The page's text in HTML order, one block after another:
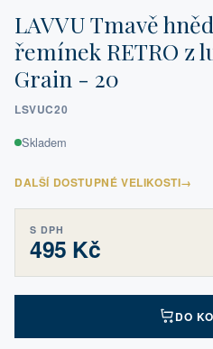
LAVVU Tmavě
řemínek RETRO z
Grain - 20
LSVUC20
Skladem
DALŠÍ DOSTUPNÉ VELIKOSTI→
S DPH
495 Kč
DO